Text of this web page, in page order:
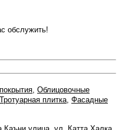
обслужить!
, Облицовочные
Тротуарная плитка, Фасадные